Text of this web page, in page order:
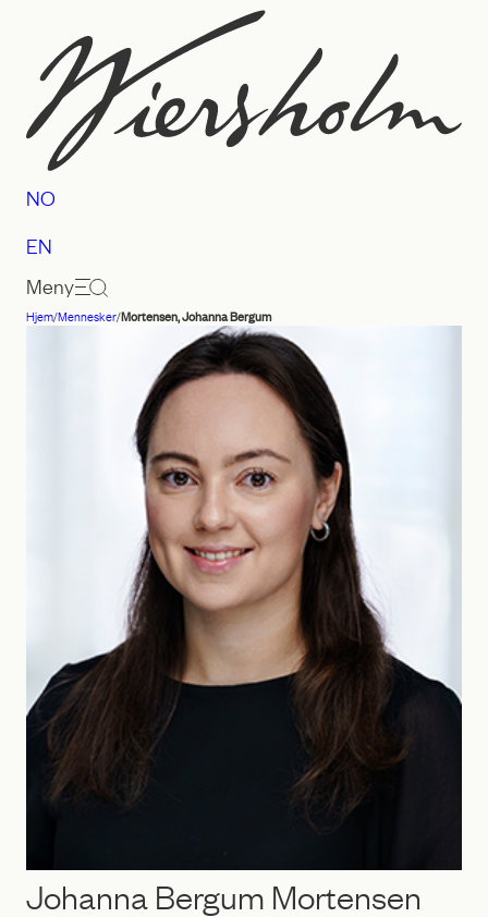
innhold
Advokatfirmaet
NO
EN
Meny
Hjem/Mennesker/Mortensen, Johanna Bergum
Johanna Bergum Mortensen